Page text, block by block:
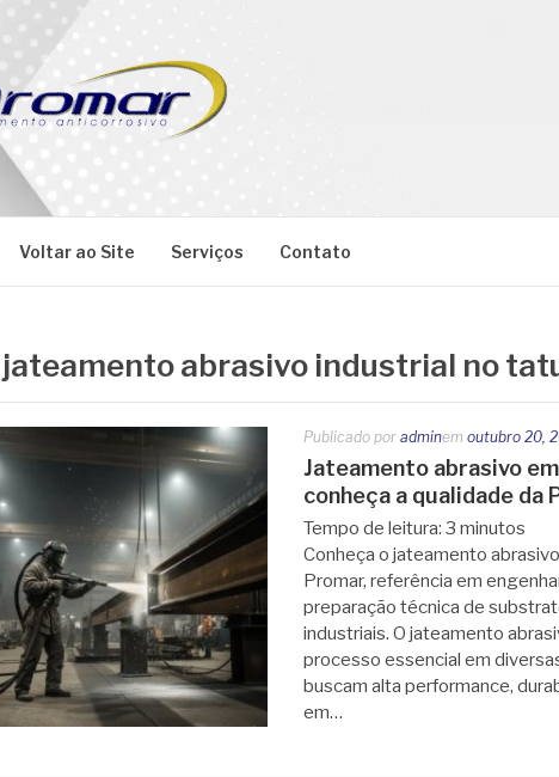
Voltar ao Site Serviços Contato
jateamento abrasivo industrial no
Publicado por adminem outubro 20,
Jateamento abrasivo
conheça a qualidade da
Tempo de leitura: 3 minutos
Conheça o jateamento
Promar, referência em
preparação técnica de
industriais. O jateamento
processo essencial em
buscam alta performance,
em…